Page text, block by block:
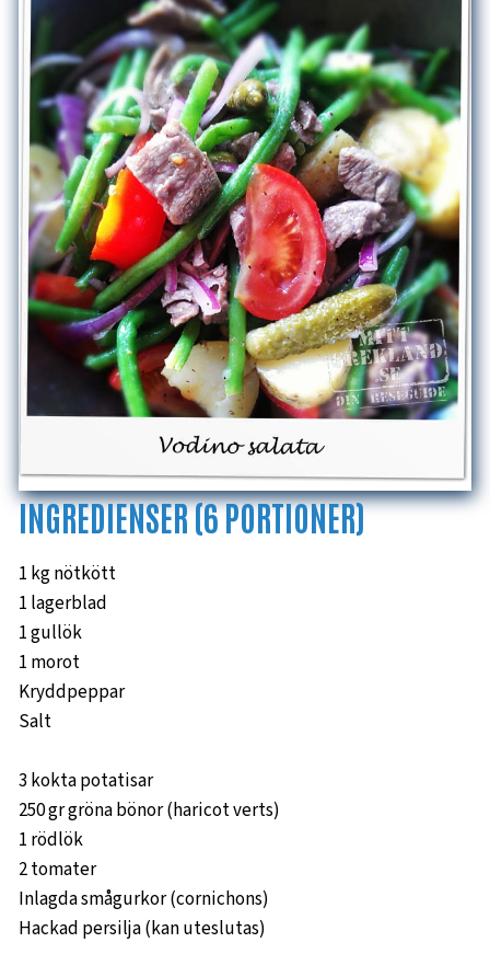
INGREDIENSER (6 PORTIONER)
1 kg nötkött
1 lagerblad
1 gullök
1 morot
Kryddpeppar
Salt
3 kokta potatisar
250 gr gröna bönor (haricot verts)
1 rödlök
2 tomater
Inlagda smågurkor (cornichons)
Hackad persilja (kan uteslutas)